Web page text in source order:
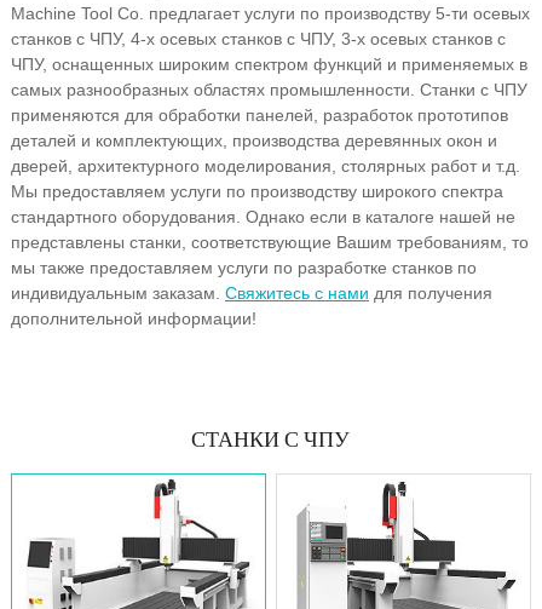
Machine Tool Co. предлагает услуги по производству 5-ти осевых
станков с ЧПУ, 4-х осевых станков с ЧПУ, 3-х осевых станков с
ЧПУ, оснащенных широким спектром функций и применяемых в
самых разнообразных областях промышленности. Станки с ЧПУ
применяются для обработки панелей, разработок прототипов
деталей и комплектующих, производства деревянных окон и
дверей, архитектурного моделирования, столярных работ и т.д.
Мы предоставляем услуги по производству широкого спектра
стандартного оборудования. Однако если в каталоге нашей не
представлены станки, соответствующие Вашим требованиям, то
мы также предоставляем услуги по разработке станков по
индивидуальным заказам. Свяжитесь с нами для получения
дополнительной информации!
СТАНКИ С ЧПУ